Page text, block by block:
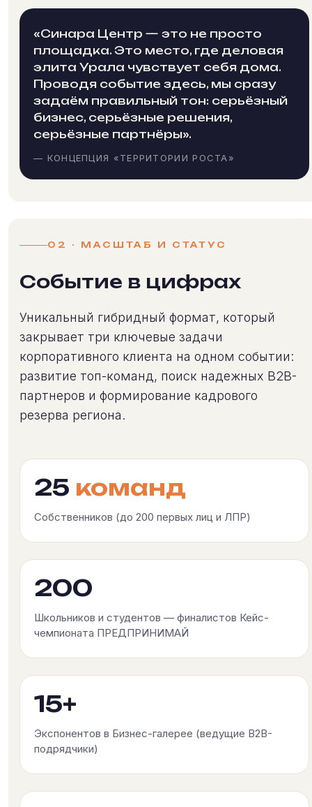
«Синара Центр — это не просто
площадка. Это место, где деловая
элита Урала чувствует себя дома.
Проводя событие здесь, мы сразу
задаём правильный тон: серьёзный
бизнес, серьёзные решения,
серьёзные партнёры».
— КОНЦЕПЦИЯ «ТЕРРИТОРИИ РОСТА»
02 · МАСШТАБ И СТАТУС
Событие в цифрах
Уникальный гибридный формат, который
закрывает три ключевые задачи
корпоративного клиента на одном событии:
развитие топ-команд, поиск надежных B2B-
партнеров и формирование кадрового
резерва региона.
25 команд
Собственников (до 200 первых лиц и ЛПР)
200
Школьников и студентов — финалистов Кейс-
чемпионата ПРЕДПРИНИМАЙ
15+
Экспонентов в Бизнес-галерее (ведущие B2B-
подрядчики)